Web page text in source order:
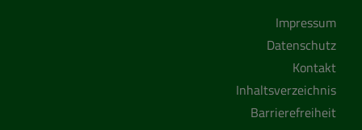
Impressum
Datenschutz
Kontakt
Inhaltsverzeichnis
Barrierefreiheit